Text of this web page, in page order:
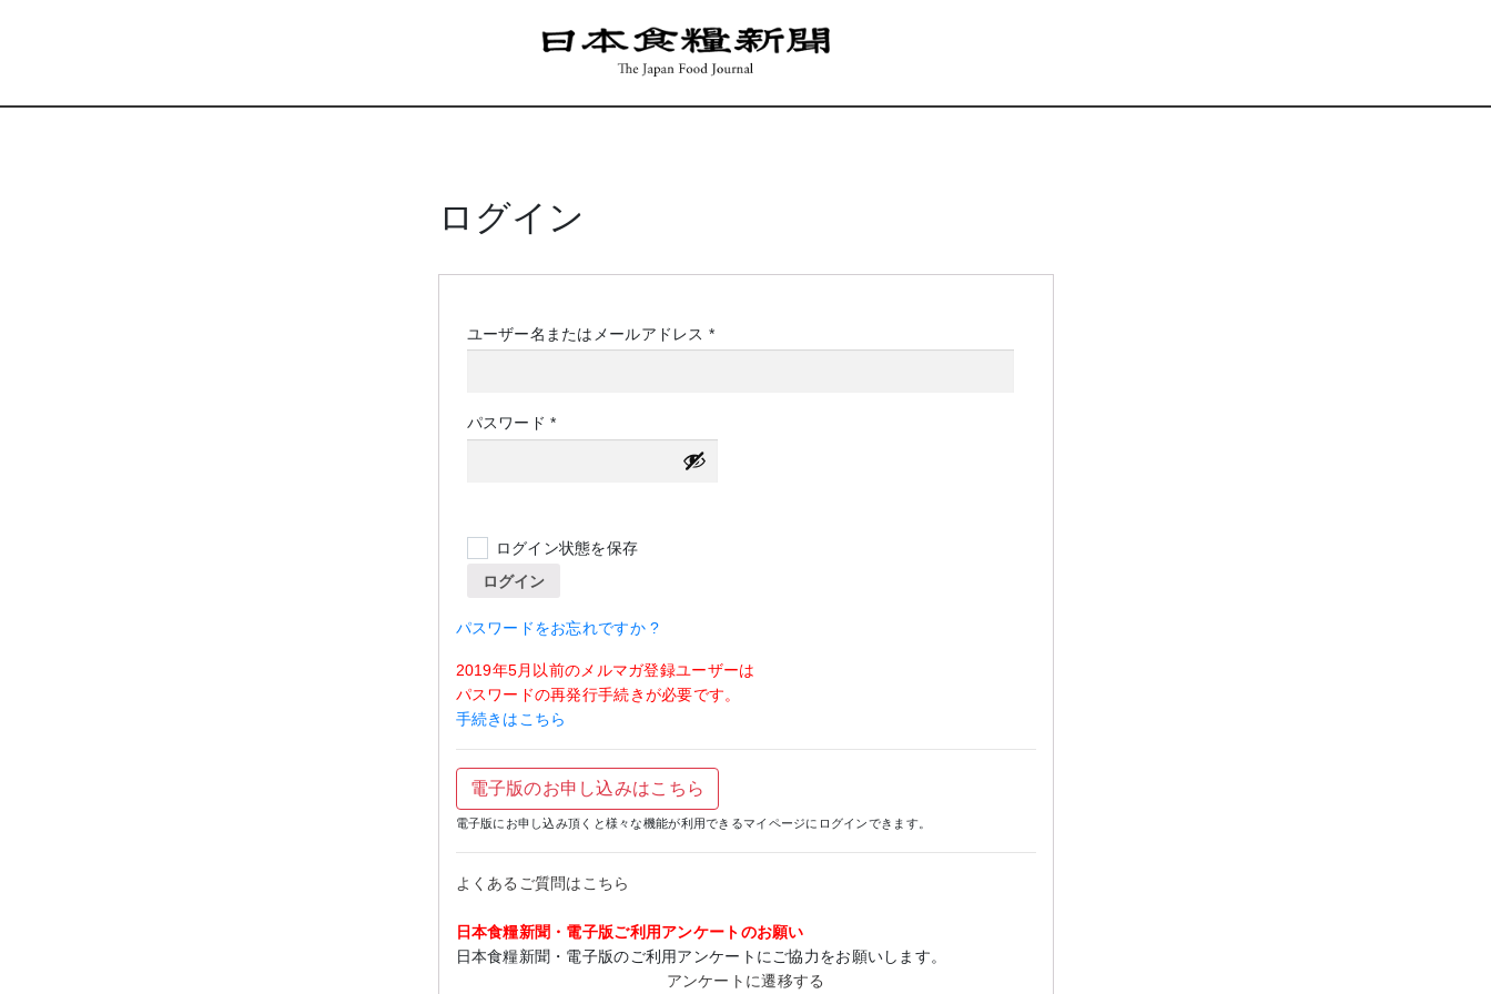
ログイン
ユーザー名またはメールアドレス *必
パスワード*必
須
ログイン状態を保存
ログイン
パスワードをお忘れですか ?
2019年5月以前のメルマガ登録ユーザーは
パスワードの再発行手続きが必要です。
手続きはこちら
電子版のお申し込みはこちら
電子版にお申し込み頂くと様々な機能が利用できるマイページにログインできます。
よくあるご質問はこちら
日本食糧新聞・電子版ご利用アンケートのお願い
日本食糧新聞・電子版のご利用アンケートにご協力をお願いします。
アンケートに遷移する